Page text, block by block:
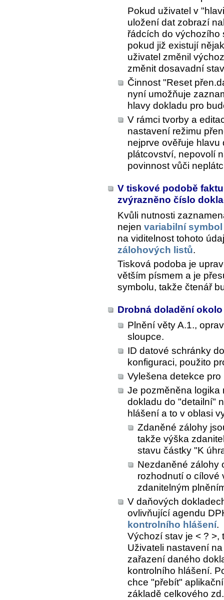
Pokud uživatel v
uložení dat zobrazí
řádcích do výchozího
pokud již existují
uživatel změnil
změnit dosavadní
Činnost "Reset
nyní umožňuje
hlavy dokladu pro
V rámci tvorby a
nastavení režimu
nejprve ověřuje hlavu
plátcovství, nepovolí
povinnost vůči
V tiskové podobě
zvýrazněno číslo
Kvůli nutnosti
nejen variabilní symbol
na viditelnost tohoto
zálohových listů.
Tisková podoba je
větším písmem a je
symbolu, takže čtenář
Drobná doladění
Plnění věty A.1.,
sloupce.
ID datové schránky
konfiguraci, použito
Vylešena detekce
Je pozměněna
dokladu do "detailní"
hlášení a to v oblasi
Zdaněné zálohy
takže výška
stavu částky "K
Nezdaněné zálohy
rozhodnutí o cílové
zdanitelným
V daňových
ovlivňující agendu
kontrolního hlášení.
Výchozí stav je < ? >,
Uživateli nastavení
zařazení daného
kontrolního hlášení.
chce "přebít"
základě celkového